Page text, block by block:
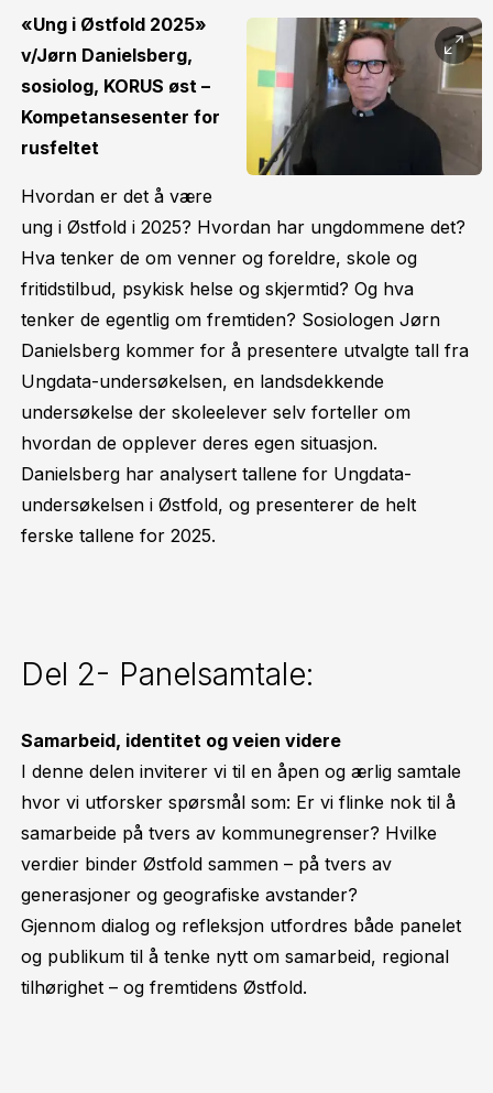
«Ung i Østfold 2025»
v/Jørn Danielsberg,
sosiolog, KORUS øst –
Kompetansesenter for
rusfeltet
Hvordan er det å være
ung i Østfold i 2025? Hvordan har ungdommene det?
Hva tenker de om venner og foreldre, skole og
fritidstilbud, psykisk helse og skjermtid? Og hva
tenker de egentlig om fremtiden? Sosiologen Jørn
Danielsberg kommer for å presentere utvalgte tall fra
Ungdata-undersøkelsen, en landsdekkende
undersøkelse der skoleelever selv forteller om
hvordan de opplever deres egen situasjon.
Danielsberg har analysert tallene for Ungdata-
undersøkelsen i Østfold, og presenterer de helt
ferske tallene for 2025.
Del 2- Panelsamtale:
Samarbeid, identitet og veien videre
I denne delen inviterer vi til en åpen og ærlig samtale
hvor vi utforsker spørsmål som: Er vi flinke nok til å
samarbeide på tvers av kommunegrenser? Hvilke
verdier binder Østfold sammen – på tvers av
generasjoner og geografiske avstander?
Gjennom dialog og refleksjon utfordres både panelet
og publikum til å tenke nytt om samarbeid, regional
tilhørighet – og fremtidens Østfold.